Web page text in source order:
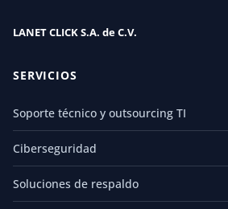
LANET CLICK S.A. de C.V.
SERVICIOS
Soporte técnico y outsourcing TI
Ciberseguridad
Soluciones de respaldo